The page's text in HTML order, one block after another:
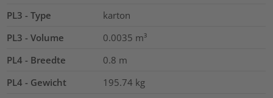
PL3 - Type
karton
PL3 - Volume
0.0035 m³
PL4 - Breedte
0.8 m
PL4 - Gewicht
195.74 kg